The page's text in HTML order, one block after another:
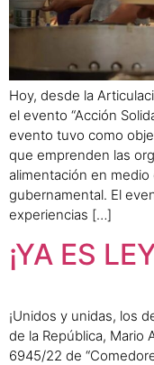
Hoy, desde la
el evento “Acción
evento tuvo como
que emprenden las
alimentación en
gubernamental. El
experiencias […]
¡YA ES
¡Unidos y unidas, los
de la República, Mario
6945/22 de